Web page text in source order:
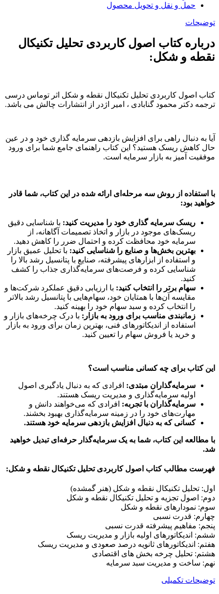
حمل و نقل و تحویل محصول
توضیحات
درباره کتاب اصول کاربردی تحلیل تکنیکال
نقطه و شکل:
کتاب اصول کاربردی تحلیل تکنیکال نقطه و شکل اثر توماس درسی
ترجمه دکتر محمود گنابادی ، امیر اژدر از انتشارات چالش می باشد.
آیا به دنبال راهی برای افزایش بازدهی سرمایه گذاری خود و در عین
حال کاهش ریسک هستید؟ این کتاب راهنمای جامع شما برای ورود
موفقیت آمیز به بازار سرمایه است.
با استفاده از روش سه مرحله‌ای ارائه شده در این کتاب، شما قادر
خواهید بود:
ریسک سرمایه گذاری خود را مدیریت کنید: با شناسایی دقیق
ریسک‌های موجود در بازار و اتخاذ تصمیمات آگاهانه، از
سرمایه خود محافظت کرده و احتمال ضرر را کاهش دهید.
بهترین بخش‌ها و صنایع را شناسایی کنید: با تحلیل عمیق بازار
و استفاده از ابزارهای پیشرفته، صنایع با پتانسیل رشد بالا را
شناسایی کرده و فرصت‌های سرمایه‌گذاری جذاب را کشف
کنید.
سهام برتر را انتخاب کنید: با ارزیابی دقیق عملکرد شرکت‌ها و
مقایسه آن‌ها با همتایان خود، سهام‌هایی با پتانسیل رشد بالاتر
را انتخاب کرده و سبد سهام خود را بهینه کنید.
زمانبندی مناسب برای ورود به بازار: با درک چرخه‌های بازار و
استفاده از اندیکاتورهای فنی، بهترین زمان برای ورود به بازار
و خرید یا فروش سهام را تعیین کنید.
این کتاب برای چه کسانی مناسب است؟
سرمایه‌گذاران مبتدی: افرادی که به دنبال یادگیری اصول
اولیه سرمایه‌گذاری و مدیریت ریسک هستند.
سرمایه‌گذاران با تجربه: افرادی که می‌خواهند دانش و
مهارت‌های خود را در زمینه سرمایه‌گذاری بهبود بخشند.
کسانی که به دنبال افزایش بازدهی سرمایه خود هستند.
با مطالعه این کتاب، شما به یک سرمایه‌گذار حرفه‌ای تبدیل خواهید
شد.
فهرست مطالب کتاب اصول کاربردی تحلیل تکنیکال نقطه و شکل:
اول: تحلیل تکنیکال نقطه و شکل (هنر گمشده)
دوم: اصول تجزیه و تحلیل تکنیکال نقطه و شکل
سوم: نمودارهای نقطه و شکل
چهارم: قدرت نسبی
پنجم: مفاهیم پیشرفته قدرت نسبی
ششم: اندیکاتورهای اولیه بازار و مدیریت ریسک
هفتم: اندیکاتورهای ثانویه درصد صعودی و مدیریت ریسک
هشتم: تحلیل چرخه بخش های اقتصادی
نهم: ساخت و مدیریت سبد سرمایه
توضیحات تکمیلی